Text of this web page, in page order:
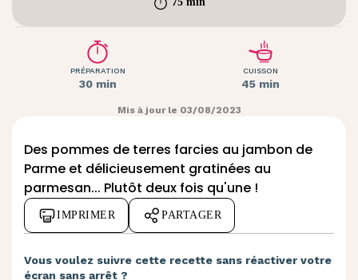
PRÉPARATION
30 min
CUISSON
45 min
Mis à jour le 03/08/2023
Des pommes de terres farcies au jambon de
Parme et délicieusement gratinées au
parmesan... Plutôt deux fois qu'une !
IMPRIMER PARTAGER
Vous voulez suivre cette recette sans réactiver votre
écran sans arrêt ?